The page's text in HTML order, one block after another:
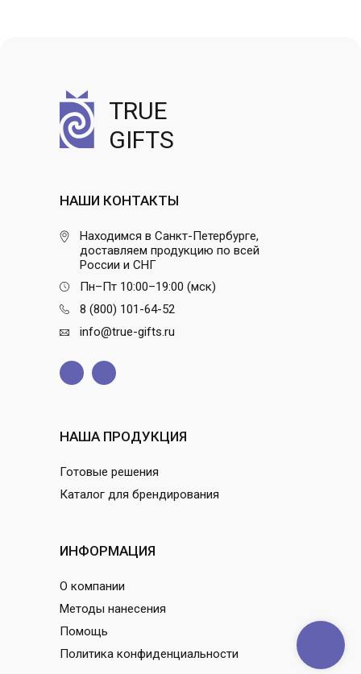
TRUE
GIFTS
НАША ПРОДУКЦИЯ
Готовые решения
Каталог для брендирования
ИНФОРМАЦИЯ
О компании
Методы нанесения
Помощь
Политика конфиденциальности
НАШИ КОНТАКТЫ
Находимся в Санкт-Петербурге,
доставляем продукцию по всей
России и СНГ
Пн–Пт 10:00–19:00 (мск)
8 (800) 101-64-52
info@true-gifts.ru